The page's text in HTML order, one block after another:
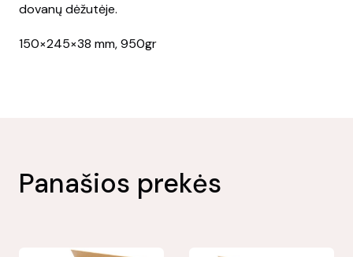
dovanų dėžutėje.
150×245×38 mm, 950gr
Panašios prekės